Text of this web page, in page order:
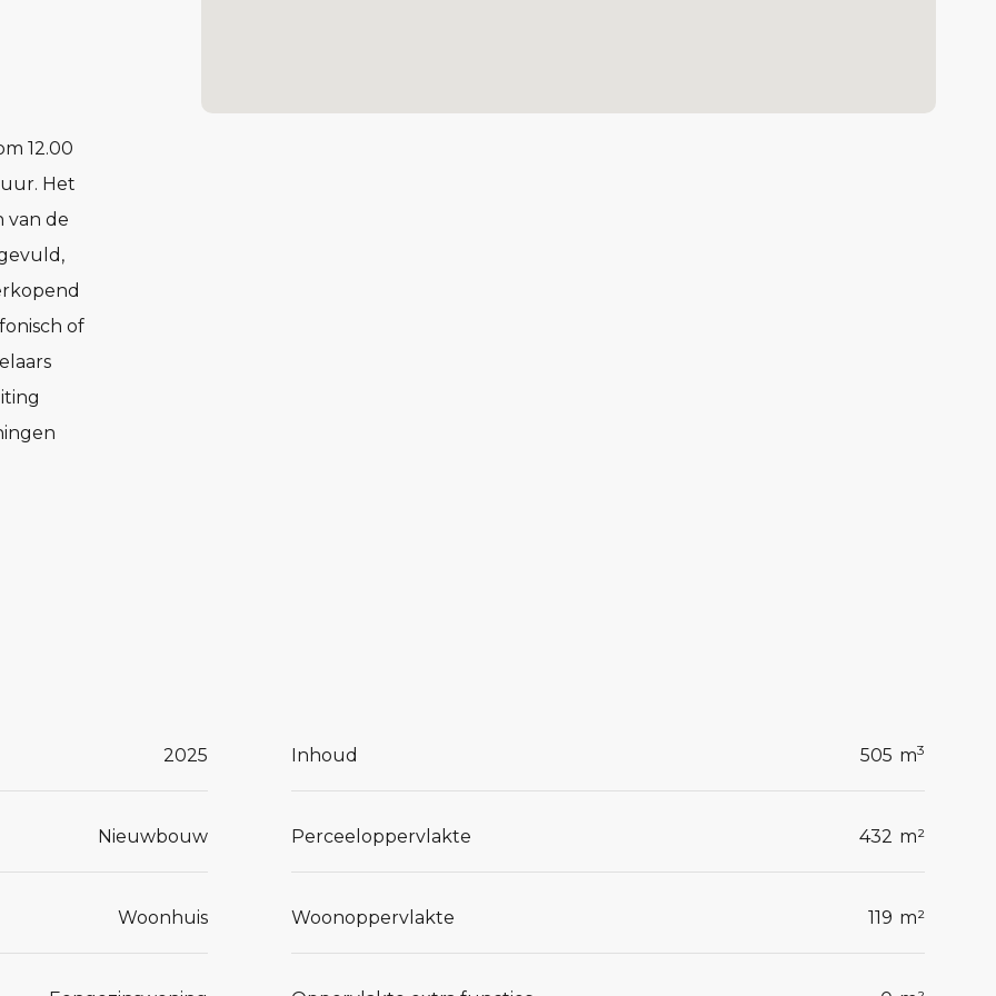
12.00
Het
van de
of
de
met
2025 Inhoud 505 m3
Nieuwbouw Perceeloppervlakte 432 m²
Woonhuis Woonoppervlakte 119 m²